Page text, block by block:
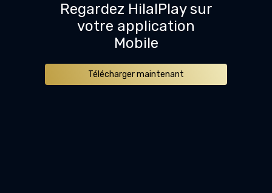
Regardez HilalPlay sur
votre application
Mobile
Télécharger maintenant